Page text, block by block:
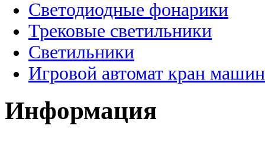
Светодиодные фонарики
Трековые светильники
Светильники
Игровой автомат кран
Информация